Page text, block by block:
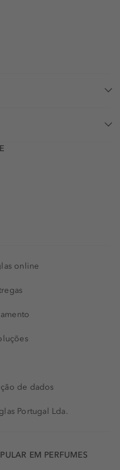
online
de dados
Portugal Lda.
EM PERFUMES